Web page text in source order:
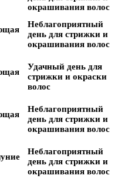
окрашивания волос
Неблагоприятный
день для стрижки и
окрашивания волос
Удачный день для
стрижки и окраски
волос
Неблагоприятный
день для стрижки и
окрашивания волос
Неблагоприятный
день для стрижки и
окрашивания волос